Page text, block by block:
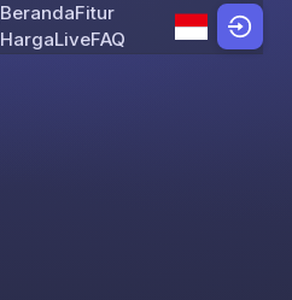
Skip to content
BerandaFitur
HargaLiveFAQ